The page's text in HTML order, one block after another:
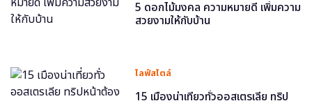
5 ดอกไม้มงคล ความหมายดี เพิ่มความ
สวยงามให้กับบ้าน
ไลฟ์สไตล์
15 เมืองน่าเที่ยวทั่วออสเตรเลีย ทริป